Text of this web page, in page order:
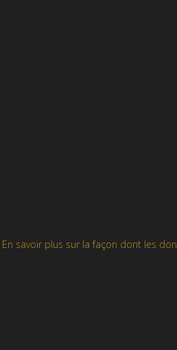
En savoir plus sur la façon dont les